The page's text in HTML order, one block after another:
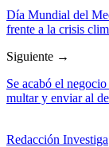
Día Mundial del
frente a la crisis
Siguiente →
Se acabó el
multar y enviar al
Redacción Investiga